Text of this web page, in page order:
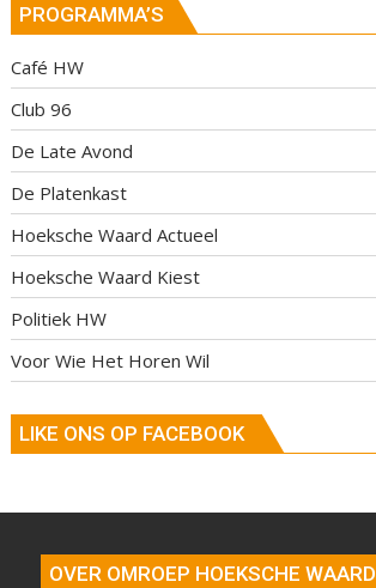
PROGRAMMA’S
Café HW
Club 96
De Late Avond
De Platenkast
Hoeksche Waard Actueel
Hoeksche Waard Kiest
Politiek HW
Voor Wie Het Horen Wil
LIKE ONS OP FACEBOOK
OVER OMROEP HOEKSCHE WAARD